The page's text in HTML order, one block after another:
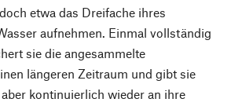
etwa das Dreifache ihres
aufnehmen. Einmal vollständig
sie die angesammelte
längeren Zeitraum und gibt sie
kontinuierlich wieder an ihre